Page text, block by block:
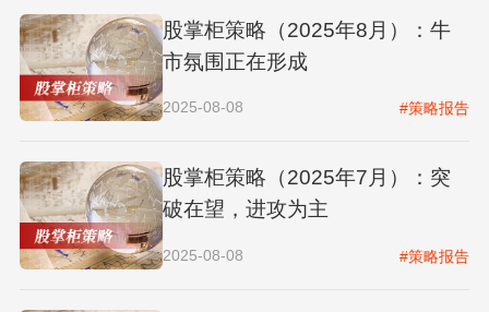
股掌柜策略（2025年8月）：牛
市氛围正在形成
2025-08-08 #策略报告
股掌柜策略（2025年7月）：突
破在望，进攻为主
2025-08-08 #策略报告